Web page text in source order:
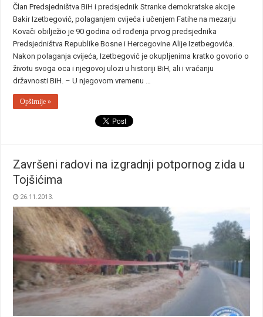
Član Predsjedništva BiH i predsjednik Stranke demokratske akcije
Bakir Izetbegović, polaganjem cvijeća i učenjem Fatihe na mezarju
Kovači obilježio je 90 godina od rođenja prvog predsjednika
Predsjedništva Republike Bosne i Hercegovine Alije Izetbegovića.
Nakon polaganja cvijeća, Izetbegović je okupljenima kratko govorio o
životu svoga oca i njegovoj ulozi u historiji BiH, ali i vraćanju
državnosti BiH. – U njegovom vremenu …
Opširnije »
Završeni radovi na izgradnji potpornog zida u
Tojšićima
26.11.2013.